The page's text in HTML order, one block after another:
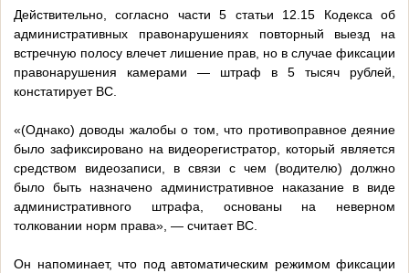
Действительно, согласно части 5 статьи 12.15 Кодекса об
административных правонарушениях повторный выезд на
встречную полосу влечет лишение прав, но в случае фиксации
правонарушения камерами — штраф в 5 тысяч рублей,
констатирует ВС.
«(Однако) доводы жалобы о том, что противоправное деяние
было зафиксировано на видеорегистратор, который является
средством видеозаписи, в связи с чем (водителю) должно
было быть назначено административное наказание в виде
административного штрафа, основаны на неверном
толковании норм права», — считает ВС.
Он напоминает, что под автоматическим режимом фиксации